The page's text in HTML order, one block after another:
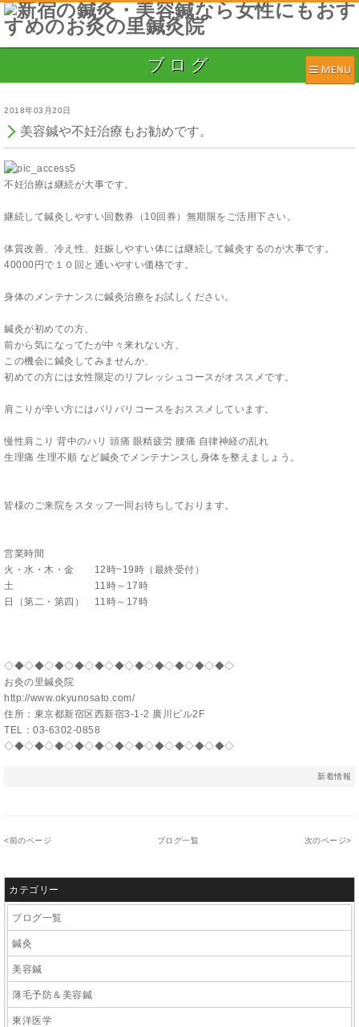
ブログ
2018年03月20日
美容鍼や不妊治療もお勧めです。
不妊治療は継続が大事です。
継続して鍼灸しやすい回数券（10回券）無期限をご活用下さい。
体質改善、冷え性、妊娠しやすい体には継続して鍼灸するのが大事です。
40000円で１０回と通いやすい価格です。
身体のメンテナンスに鍼灸治療をお試しください。
鍼灸が初めての方、
前から気になってたが中々来れない方、
この機会に鍼灸してみませんか、
初めての方には女性限定のリフレッシュコースがオススメです。
肩こりが辛い方にはバリバリコースをおススメしています。
慢性肩こり 背中のハリ 頭痛 眼精疲労 腰痛 自律神経の乱れ
生理痛 生理不順 など鍼灸でメンテナンスし身体を整えましょう。
皆様のご来院をスタッフ一同お待ちしております。
営業時間
火・水・木・金 12時~19時（最終受付）
土 11時～17時
日（第二・第四） 11時～17時
◇◆◇◆◇◆◇◆◇◆◇◆◇◆◇◆◇◆◇◆◇◆◇
お灸の里鍼灸院
http://www.okyunosato.com/
住所：東京都新宿区西新宿3-1-2 廣川ビル2F
TEL：03-6302-0858
◇◆◇◆◇◆◇◆◇◆◇◆◇◆◇◆◇◆◇◆◇◆◇
新着情報
<前のページ ブログ一覧 次のページ>
カテゴリー
ブログ一覧
鍼灸
美容鍼
薄毛予防＆美容鍼
東洋医学